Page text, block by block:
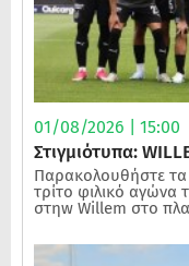
01/08/2026 | 15:00
Στιγμιότυπα:
Παρακολουθήστε τα
τρίτο φιλικό αγώνα
στηw Willem στο